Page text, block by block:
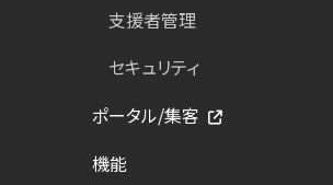
支援者管理
セキュリティ
ポータル/集客
機能